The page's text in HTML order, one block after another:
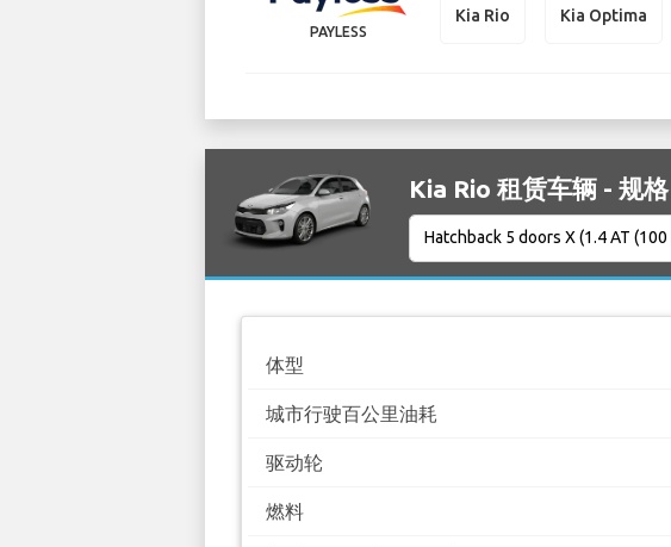
PAYLESS
Kia Rio Kia Optima
Kia Rio 租赁车辆 - 规格
体型
城市行驶百公里油耗
驱动轮
燃料